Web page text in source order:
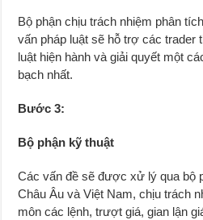
Bộ phận chịu trách nhiệm phân
vấn pháp luật sẽ hỗ trợ các trader
luật hiện hành và giải quyết một
bạch nhất.
Bước 3:
Bộ phận kỹ thuật
Các vấn đề sẽ được xử lý qua bộ
Châu Âu và Việt Nam, chịu trách
môn các lệnh, trượt giá, gian lận